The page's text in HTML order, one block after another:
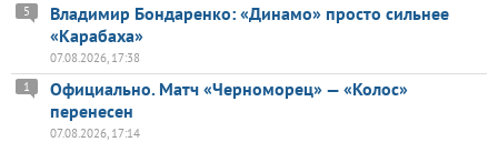
Владимир Бондаренко: «Динамо» просто сильнее
«Карабаха»
5
07.08.2026, 17:38
Официально. Матч «Черноморец» — «Колос»
перенесен
1
07.08.2026, 17:14